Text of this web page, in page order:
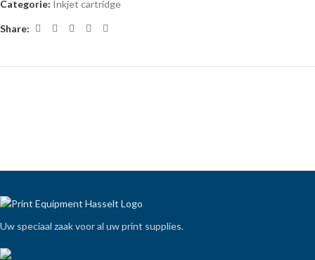
Categorie: Inkjet cartridge
Share:
Uw speciaal zaak voor al uw print supplies.